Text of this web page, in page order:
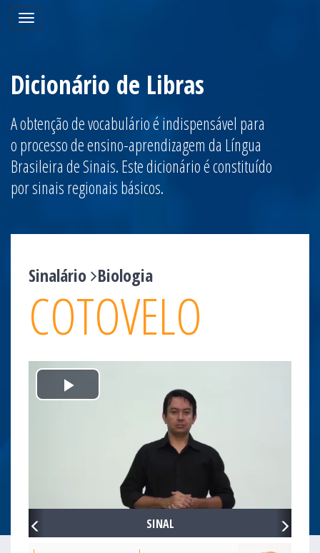
Toggle
navigation
Dicionário de Libras
A obtenção de vocabulário é indispensável para
o processo de ensino-aprendizagem da Língua
Brasileira de Sinais. Este dicionário é constituído
por sinais regionais básicos.
Sinalário Biologia
COTOVELO
Play
PREVIOUS NEXT
SINAL